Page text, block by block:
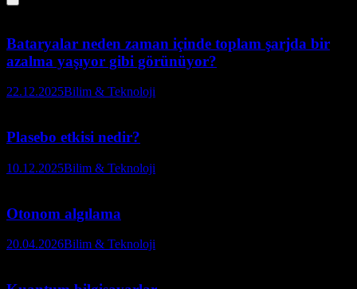
Bataryalar neden zaman içinde toplam şarjda bir
azalma yaşıyor gibi görünüyor?
22.12.2025Bilim & Teknoloji
Plasebo etkisi nedir?
10.12.2025Bilim & Teknoloji
Otonom algılama
20.04.2026Bilim & Teknoloji